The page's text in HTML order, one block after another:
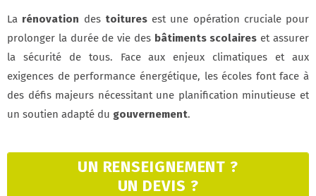
La rénovation des toituresest une opération cruciale pour
prolonger la durée de vie des bâtiments scolaires et assurer
la sécurité de tous. Face aux enjeux climatiques et aux
exigences de performance énergétique, les écoles font face à
des défis majeurs nécessitant une planification minutieuse et
un soutien adapté du gouvernement.
UN RENSEIGNEMENT ?
UN DEVIS ?